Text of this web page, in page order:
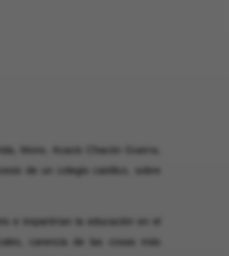
Mons. Acacio Chacón Guerra,
de un colegio católico, sobre
e impartirían la educación en el